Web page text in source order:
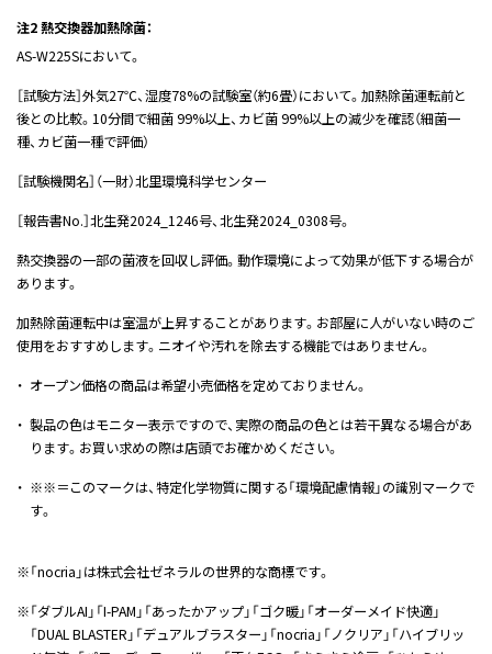
注2 熱交換器加熱除菌：
AS-W225Sにおいて。
［試験方法］外気27℃、湿度78%の試験室（約6畳）において。加熱除菌運転前と
後との比較。10分間で細菌 99%以上、カビ菌 99%以上の減少を確認（細菌一
種、カビ菌一種で評価）
［試験機関名］（一財）北里環境科学センター
［報告書No.］北生発2024_1246号、北生発2024_0308号。
熱交換器の一部の菌液を回収し評価。動作環境によって効果が低下する場合が
あります。
加熱除菌運転中は室温が上昇することがあります。お部屋に人がいない時のご
使用をおすすめします。ニオイや汚れを除去する機能ではありません。
・ オープン価格の商品は希望小売価格を定めておりません。
・ 製品の色はモニター表示ですので、実際の商品の色とは若干異なる場合があ
ります。お買い求めの際は店頭でお確かめください。
・ ※※＝このマークは、特定化学物質に関する「環境配慮情報」の識別マークで
す。
※「nocria」は株式会社ゼネラルの世界的な商標です。
※「ダブルAI」「I-PAM」「あったかアップ」「ゴク暖」「オーダーメイド快適」
「DUAL BLASTER」「デュアルブラスター」「nocria」「ノクリア」「ハイブリッ